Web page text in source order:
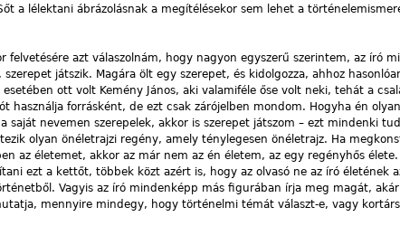
a lélektani ábrázolásnak a megítélésekor sem lehet a
felvetésére azt válaszolnám, hogy nagyon egyszerű szerintem, az író
játszik. Magára ölt egy szerepet, és kidolgozza, ahhoz
esetében ott volt Kemény János, aki valamiféle őse volt neki, tehát a
használja forrásként, de ezt csak zárójelben mondom. Hogyha én
saját nevemen szerepelek, akkor is szerepet játszom – ezt mindenki
olyan önéletrajzi regény, amely ténylegesen önéletrajz. Ha
az életemet, akkor az már nem az én életem, az egy regényhős
ezt a kettőt, többek közt azért is, hogy az olvasó ne az író életének
Vagyis az író mindenképp más figurában írja meg magát,
mennyire mindegy, hogy történelmi témát választ-e, vagy